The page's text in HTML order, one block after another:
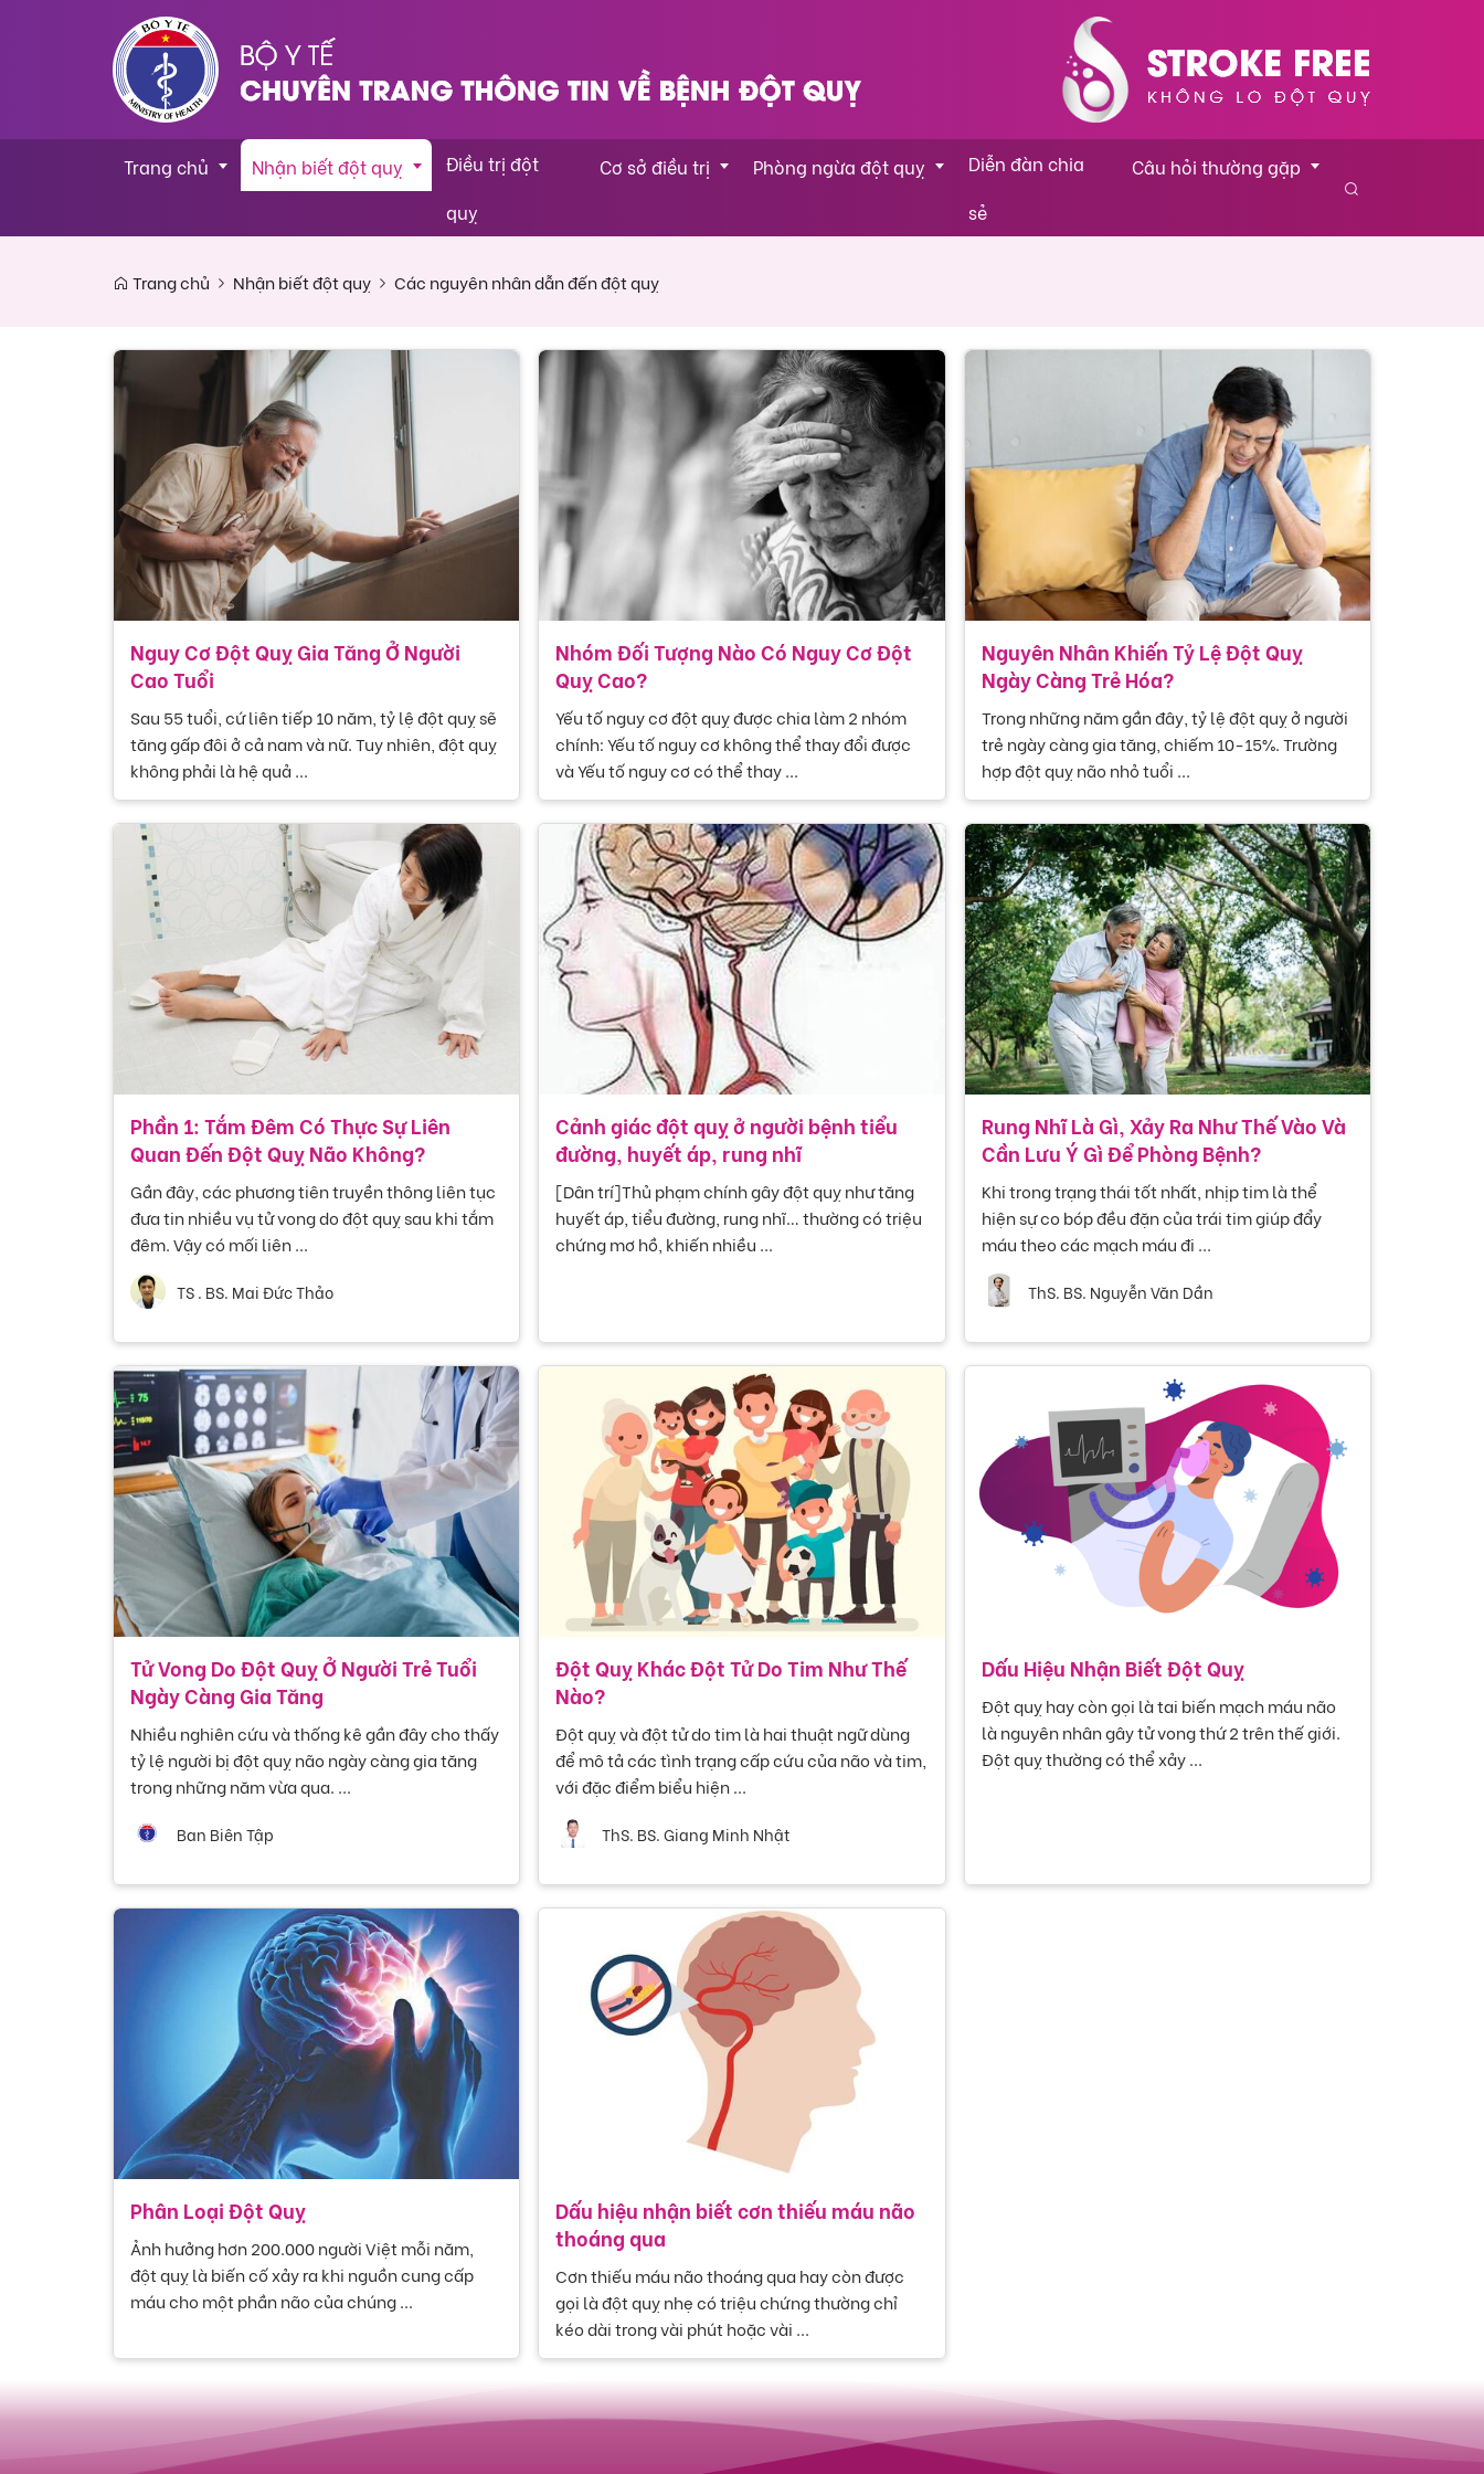
Trang chủ
Giới thiệu chương trình
Nhận biết đột quỵ
Các nguyên nhân dẫn đến đột quỵ
Lối sống khỏe mạnh đẩy lùi đột quỵ
Các lưu ý cho người bị đột quỵ
Điều trị đột
quỵ
Cơ sở điều trị
Giới thiệu cơ sở đột quỵ
Phòng ngừa đột quỵ
Phòng ngừa đột quỵ do rung nhĩ
Phòng ngừa đột quỵ do huyết khối
Phòng ngừa tái phát đột quỵ
Diễn đàn chia
sẻ
Câu hỏi thường gặp
Video trả lời câu hỏi của bác sĩ
Tư vấn từ các chuyên gia
Trang chủ Nhận biết đột quỵ Các nguyên nhân dẫn đến đột quỵ
Nguy Cơ Đột Quỵ Gia Tăng Ở Người
Cao Tuổi
Sau 55 tuổi, cứ liên tiếp 10 năm, tỷ lệ đột quỵ sẽ
tăng gấp đôi ở cả nam và nữ. Tuy nhiên, đột quỵ
không phải là hệ quả ...
Nhóm Đối Tượng Nào Có Nguy Cơ Đột
Quỵ Cao?
Yếu tố nguy cơ đột quỵ được chia làm 2 nhóm
chính: Yếu tố nguy cơ không thể thay đổi được
và Yếu tố nguy cơ có thể thay ...
Nguyên Nhân Khiến Tỷ Lệ Đột Quỵ
Ngày Càng Trẻ Hóa?
Trong những năm gần đây, tỷ lệ đột quỵ ở người
trẻ ngày càng gia tăng, chiếm 10-15%. Trường
hợp đột quỵ não nhỏ tuổi ...
Phần 1: Tắm Đêm Có Thực Sự Liên
Quan Đến Đột Quỵ Não Không?
Gần đây, các phương tiên truyền thông liên tục
đưa tin nhiều vụ tử vong do đột quỵ sau khi tắm
đêm. Vậy có mối liên ...
TS . BS. Mai Đức Thảo
Cảnh giác đột quỵ ở người bệnh tiểu
đường, huyết áp, rung nhĩ
[Dân trí]Thủ phạm chính gây đột quỵ như tăng
huyết áp, tiểu đường, rung nhĩ… thường có triệu
chứng mơ hồ, khiến nhiều ...
Rung Nhĩ Là Gì, Xảy Ra Như Thế Vào Và
Cần Lưu Ý Gì Để Phòng Bệnh?
Khi trong trạng thái tốt nhất, nhịp tim là thể
hiện sự co bóp đều đặn của trái tim giúp đẩy
máu theo các mạch máu đi ...
ThS. BS. Nguyễn Văn Dần
Tử Vong Do Đột Quỵ Ở Người Trẻ Tuổi
Ngày Càng Gia Tăng
Nhiều nghiên cứu và thống kê gần đây cho thấy
tỷ lệ người bị đột quỵ não ngày càng gia tăng
trong những năm vừa qua. ...
Ban Biên Tập
Đột Quỵ Khác Đột Tử Do Tim Như Thế
Nào?
Đột quỵ và đột tử do tim là hai thuật ngữ dùng
để mô tả các tình trạng cấp cứu của não và tim,
với đặc điểm biểu hiện ...
ThS. BS. Giang Minh Nhật
Dấu Hiệu Nhận Biết Đột Quỵ
Đột quỵ hay còn gọi là tai biến mạch máu não
là nguyên nhân gây tử vong thứ 2 trên thế giới.
Đột quỵ thường có thể xảy ...
Phân Loại Đột Quỵ
Ảnh hưởng hơn 200.000 người Việt mỗi năm,
đột quỵ là biến cố xảy ra khi nguồn cung cấp
máu cho một phần não của chúng ...
Dấu hiệu nhận biết cơn thiếu máu não
thoáng qua
Cơn thiếu máu não thoáng qua hay còn được
gọi là đột quỵ nhẹ có triệu chứng thường chỉ
kéo dài trong vài phút hoặc vài ...